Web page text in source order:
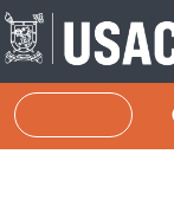
Pasar al contenido
Buscar